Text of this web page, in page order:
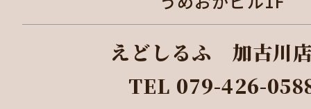
えどしるふ 加古
TEL 079-426-